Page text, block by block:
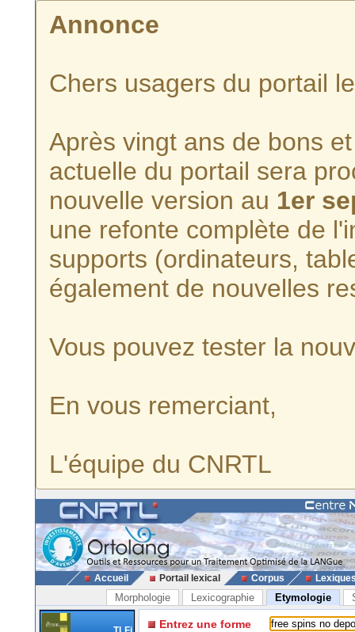
Annonce
Chers usagers du portail
Après vingt ans de bons
actuelle du portail sera
nouvelle version au 1er
une refonte complète de
supports (ordinateurs,
également de nouvelles
Vous pouvez tester la
En vous remerciant,
L'équipe du CNRTL
Accueil Portail lexical Corpus
Morphologie Lexicographie Etymologie
Entrez une forme